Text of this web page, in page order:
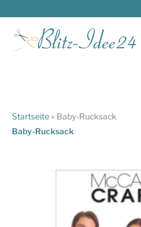
springen
Startseite » Baby-Rucksack
Baby-Rucksack